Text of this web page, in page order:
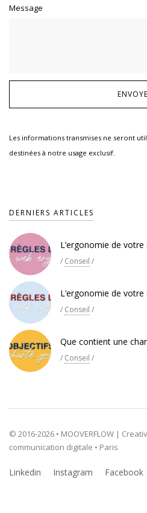
Message
Les informations transmises ne seront
destinées à notre usage exclusif.
DERNIERS ARTICLES
L’ergonomie de
/ Conseil /
L’ergonomie de
/ Conseil /
Que contient une
/ Conseil /
© 2016-2026 • MOOVERFLOW |
communication digitale • Paris
Linkedin Instagram Facebook